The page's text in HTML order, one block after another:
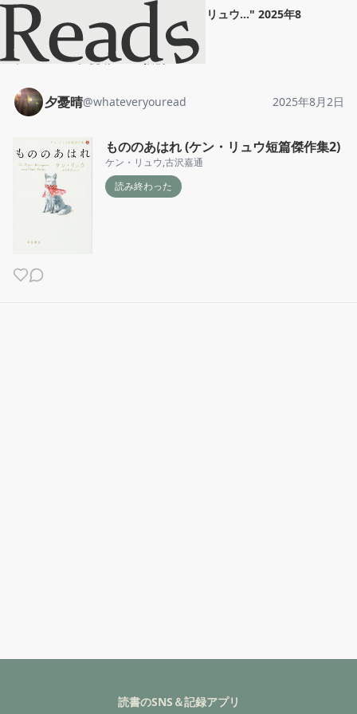
もののあはれ (ケン・リュウ..." 2025年8
月2日
ホーム
夕憂晴 投稿
夕憂晴@whateveryouread 2025年8月2日
もののあはれ (ケン・リュウ短篇傑作集2)
ケン・リュウ,古沢嘉通
読み終わった
読書のSNS＆記録アプリ